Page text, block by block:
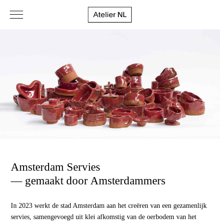
Amsterdam Servies
— gemaakt door Amsterdammers
In 2023 werkt de stad Amsterdam aan het creëren van een gezamenlijk
servies, samengevoegd uit klei afkomstig van de oerbodem van het